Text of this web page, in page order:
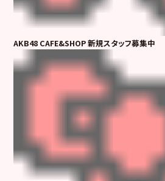
AKB48 CAFE&SHOP 新規スタッフ募集中